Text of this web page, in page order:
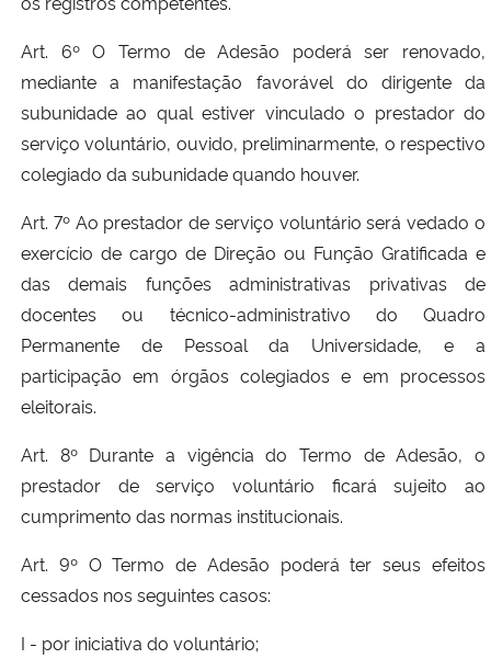
Art. 6º O Termo de Adesão poderá ser renovado,
mediante a manifestação favorável do dirigente da
subunidade ao qual estiver vinculado o prestador do
serviço voluntário, ouvido, preliminarmente, o respectivo
colegiado da subunidade quando houver.
Art. 7º Ao prestador de serviço voluntário será vedado o
exercício de cargo de Direção ou Função Gratificada e
das demais funções administrativas privativas de
docentes ou técnico-administrativo do Quadro
Permanente de Pessoal da Universidade, e a
participação em órgãos colegiados e em processos
eleitorais.
Art. 8º Durante a vigência do Termo de Adesão, o
prestador de serviço voluntário ficará sujeito ao
cumprimento das normas institucionais.
Art. 9º O Termo de Adesão poderá ter seus efeitos
cessados nos seguintes casos:
I - por iniciativa do voluntário;